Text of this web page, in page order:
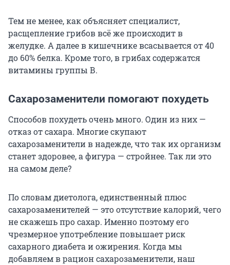
Тем не менее, как объясняет специалист,
расщепление грибов всё же происходит в
желудке. А далее в кишечнике всасывается от 40
до 60% белка. Кроме того, в грибах содержатся
витамины группы В.
Сахарозаменители помогают похудеть
Способов похудеть очень много. Один из них —
отказ от сахара. Многие скупают
сахарозаменители в надежде, что так их организм
станет здоровее, а фигура — стройнее. Так ли это
на самом деле?
По словам диетолога, единственный плюс
сахарозаменителей — это отсутствие калорий, чего
не скажешь про сахар. Именно поэтому его
чрезмерное употребление повышает риск
сахарного диабета и ожирения. Когда мы
добавляем в рацион сахарозаменители, наш